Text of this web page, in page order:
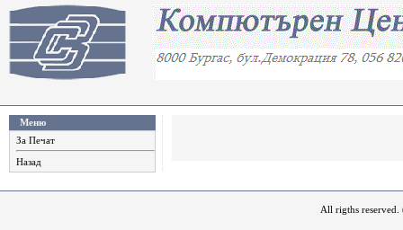
Меню
За Печат
Назад
All rigths reserved.